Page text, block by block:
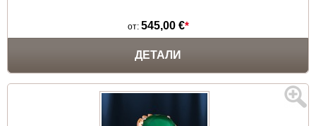
от: 545,00 €*
ДЕТАЛИ